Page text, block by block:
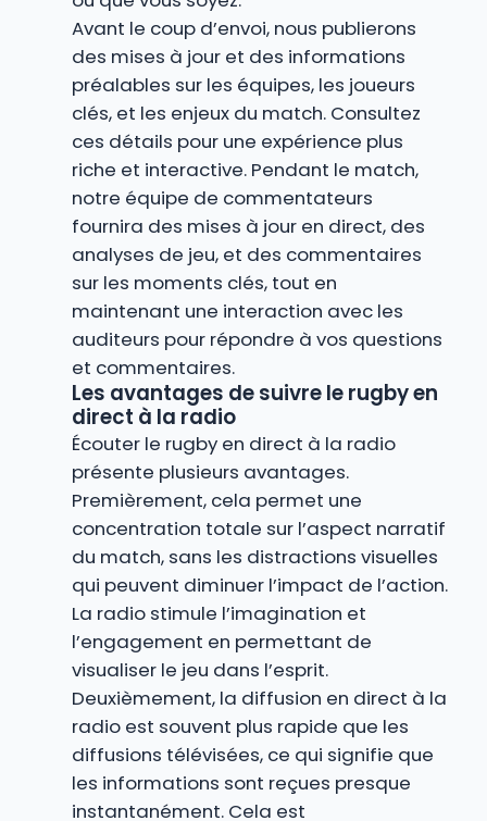
Avant le coup d’envoi, nous publierons
des mises à jour et des informations
préalables sur les équipes, les joueurs
clés, et les enjeux du match. Consultez
ces détails pour une expérience plus
riche et interactive. Pendant le match,
notre équipe de commentateurs
fournira des mises à jour en direct, des
analyses de jeu, et des commentaires
sur les moments clés, tout en
maintenant une interaction avec les
auditeurs pour répondre à vos questions
et commentaires.
Les avantages de suivre le rugby en
direct à la radio
Écouter le rugby en direct à la radio
présente plusieurs avantages.
Premièrement, cela permet une
concentration totale sur l’aspect narratif
du match, sans les distractions visuelles
qui peuvent diminuer l’impact de l’action.
La radio stimule l’imagination et
l’engagement en permettant de
visualiser le jeu dans l’esprit.
Deuxièmement, la diffusion en direct à la
radio est souvent plus rapide que les
diffusions télévisées, ce qui signifie que
les informations sont reçues presque
instantanément. Cela est